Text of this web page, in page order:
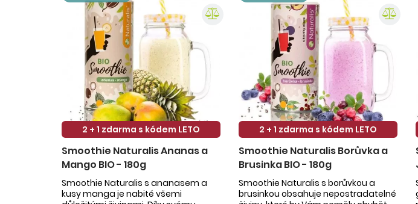
2 + 1 zdarma s kódem LETO
Smoothie Naturalis Ananas a
Mango BIO - 180g
Smoothie Naturalis s ananasem a
kusy manga je nabité všemi
2 + 1 zdarma s kódem LETO
Smoothie Naturalis Borůvka a
Brusinka BIO - 180g
Smoothie Naturalis s borůvkou a
brusinkou obsahuje nepostradatelné